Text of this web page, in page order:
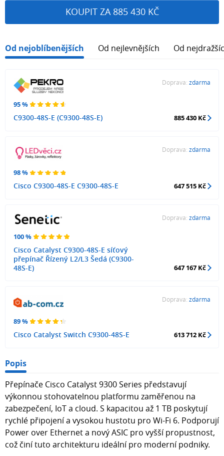
KOUPIT ZA 885 430 KČ
Od nejoblíbenějších Od nejlevnějších Od
95 %
C9300-48S-E (C9300-48S-E)
Doprava: zdarma
885 430 Kč
98 %
Cisco C9300-48S-E C9300-48S-E
Doprava: zdarma
647 515 Kč
100 %
Cisco Catalyst C9300-48S-E síťový
přepínač Řízený L2/L3 Šedá (C9300-
48S-E)
Doprava: zdarma
647 167 Kč
89 %
Cisco Catalyst Switch C9300-48S-E
Doprava: zdarma
613 712 Kč
Popis
Přepínače Cisco Catalyst 9300 Series představují
výkonnou stohovatelnou platformu zaměřenou na
zabezpečení, IoT a cloud. S kapacitou až 1 TB poskytují
rychlé připojení a vysokou hustotu pro Wi-Fi 6. Podporují
Power over Ethernet a nový ASIC pro vyšší propustnost,
což činí tuto architekturu ideální pro moderní podniky.